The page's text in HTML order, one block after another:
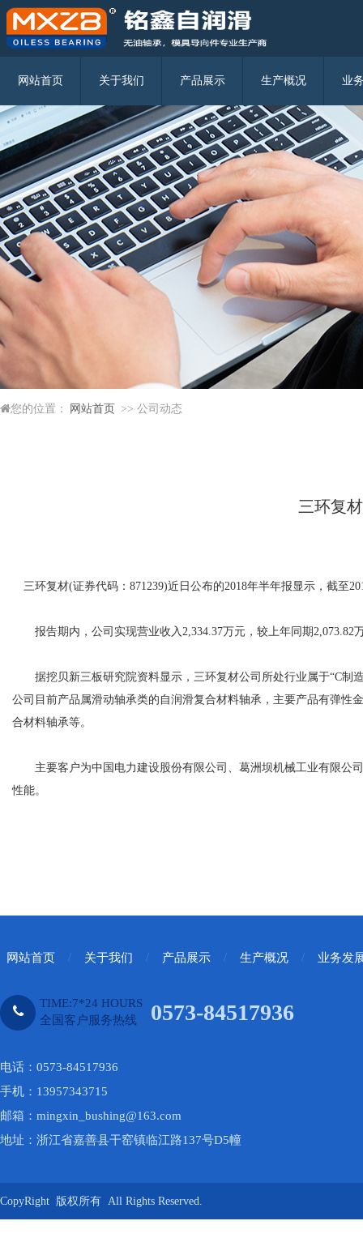
固体润滑镶嵌轴承的使用注意事项
无油润滑轴承都有哪些分类
固体自润滑轴承在挖掘机上的应用
固体镶嵌式自润滑轴承
JDB固体镶嵌自润滑轴承
JFBB 自润滑翻边轴承
JTW-N无螺栓孔型垫片
JTW 有螺栓孔型垫片
JFFB自润滑轴瓦
JDBS自润滑球铰
JSP标准自润滑耐磨板
JSL L型标准自润滑耐磨板
MGB 9834
MGB 61
MGB 71
MGPBW
MGPBF
MFB 2012.70
MGB 71
MFB 2081.81/MFB 2081.91
MFB 2091.84/MFB 2091.94
MJGB
MJGBF
网站首页 关于我们 产品展示 生产概况 业
您的位置： 网站首页 >> 公司动态
三环复
三环复材(证券代码：871239)近日公布的2018年半年报显示，截至
报告期内，公司实现营业收入2,334.37万元，较上年同期2,073.82
据挖贝新三板研究院资料显示，三环复材公司所处行业属于“C制
公司目前产品属滑动轴承类的自润滑复合材料轴承，主要产品有弹性
合材料轴承等。
主要客户为中国电力建设股份有限公司、葛洲坝机械工业有限公
性能。
网站首页 / 关于我们 / 产品展示 / 生产概况 / 业务发
TIME:7*24 HOURS
全国客户服务热线
0573-84517936
电话：0573-84517936
手机：13957343715
邮箱：mingxin_bushing@163.com
地址：浙江省嘉善县干窑镇临江路137号D5幢
CopyRight 版权所有 All Rights Reserved.